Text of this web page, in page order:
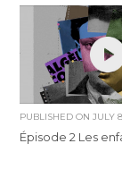
PUBLISHED ONJULY
Épisode 2 Les